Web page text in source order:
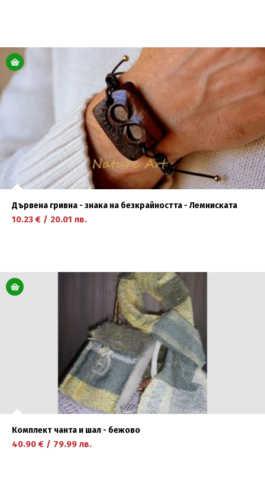
научете повече
Дървена гривна - знака на безкрайността - Лемниската
10.23 € / 20.01 лв.
научете повече
Комплект чанта и шал - бежово
40.90 € / 79.99 лв.